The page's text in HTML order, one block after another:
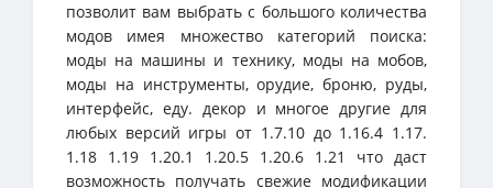
позволит вам выбрать с большого количества
модов имея множество категорий поиска:
моды на машины и технику, моды на мобов,
моды на инструменты, орудие, броню, руды,
интерфейс, еду. декор и многое другие для
любых версий игры от 1.7.10 до 1.16.4 1.17.
1.18 1.19 1.20.1 1.20.5 1.20.6 1.21 что даст
возможность получать свежие модификации